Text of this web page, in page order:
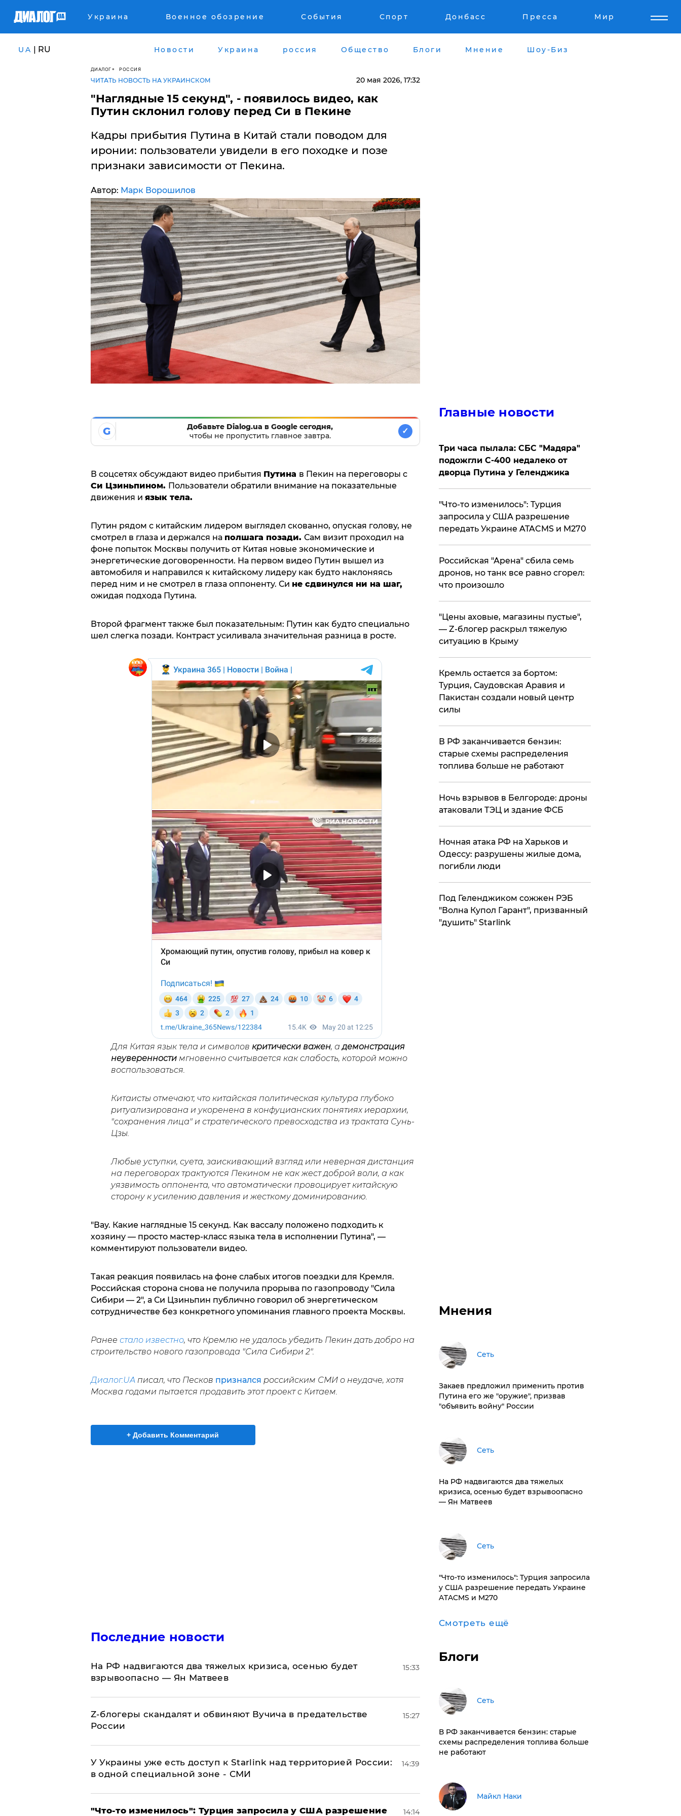
Украина Военное обозрение События Спорт Донбасс Пресса Мир
UA | RU Новости Украина россия Общество Блоги Мнение Шоу-Биз
ДИАЛОГ РОССИЯ
ЧИТАТЬ НОВОСТЬ НА УКРАИНСКОМ 20 мая 2026, 17:32
"Наглядные 15 секунд", - появилось видео, как
Путин склонил голову перед Си в Пекине
Кадры прибытия Путина в Китай стали поводом для
иронии: пользователи увидели в его походке и позе
признаки зависимости от Пекина.
Автор: Марк Ворошилов
G
Добавьте Dialog.ua в Google сегодня,
чтобы не пропустить главное завтра.
✓
В соцсетях обсуждают видео прибытия Путина в Пекин на переговоры с
Си Цзиньпином. Пользователи обратили внимание на показательные
движения и язык тела.
Путин рядом с китайским лидером выглядел скованно, опуская голову, не
смотрел в глаза и держался на полшага позади. Сам визит проходил на
фоне попыток Москвы получить от Китая новые экономические и
энергетические договоренности. На первом видео Путин вышел из
автомобиля и направился к китайскому лидеру как будто наклоняясь
перед ним и не смотрел в глаза оппоненту. Си не сдвинулся ни на шаг,
ожидая подхода Путина.
Второй фрагмент также был показательным: Путин как будто специально
шел слегка позади. Контраст усиливала значительная разница в росте.
Для Китая язык тела и символов критически важен, адемонстрация
неуверенностимгновенно считывается как слабость, которой можно
воспользоваться.
Китаисты отмечают, что китайская политическая культура глубоко
ритуализирована и укоренена в конфуцианских понятиях иерархии,
"сохранения лица" и стратегического превосходства из трактата Сунь-
Цзы.
Любые уступки, суета, заискивающий взгляд или неверная дистанция
на переговорах трактуются Пекином не как жест доброй воли, а как
уязвимость оппонента, что автоматически провоцирует китайскую
сторону к усилению давления и жесткому доминированию.
"Вау. Какие наглядные 15 секунд. Как вассалу положено подходить к
хозяину — просто мастер-класс языка тела в исполнении Путина", —
комментируют пользователи видео.
Такая реакция появилась на фоне слабых итогов поездки для Кремля.
Российская сторона снова не получила прорыва по газопроводу "Сила
Сибири — 2", а Си Цзиньпин публично говорил об энергетическом
сотрудничестве без конкретного упоминания главного проекта Москвы.
Ранее стало известно, что Кремлю не удалось убедить Пекин дать добро на
строительство нового газопровода "Сила Сибири 2".
Диалог.UA писал, что Песков признался российским СМИ о неудаче, хотя
Москва годами пытается продавить этот проект с Китаем.
+ Добавить Комментарий
Последние новости
На РФ надвигаются два тяжелых кризиса, осенью будет
взрывоопасно — Ян Матвеев
15:33
Z-блогеры скандалят и обвиняют Вучича в предательстве
России
15:27
У Украины уже есть доступ к Starlink над территорией России:
в одной специальной зоне - СМИ
14:39
​"Что-то изменилось": Турция запросила у США разрешение 14:14
Главные новости
Три часа пылала: СБС "Мадяра"
подожгли С-400 недалеко от
дворца Путина у Геленджика
​"Что-то изменилось": Турция
запросила у США разрешение
передать Украине ATACMS и M270
​Российская "Арена" сбила семь
дронов, но танк все равно сгорел:
что произошло
​"Цены аховые, магазины пустые",
— Z-блогер раскрыл тяжелую
ситуацию в Крыму
​Кремль остается за бортом:
Турция, Саудовская Аравия и
Пакистан создали новый центр
силы
​В РФ заканчивается бензин:
старые схемы распределения
топлива больше не работают
​Ночь взрывов в Белгороде: дроны
атаковали ТЭЦ и здание ФСБ
​Ночная атака РФ на Харьков и
Одессу: разрушены жилые дома,
погибли люди
Под Геленджиком сожжен РЭБ
"Волна Купол Гарант", призванный
"душить" Starlink
Мнения
Сеть
Закаев предложил применить против
Путина его же "оружие", призвав
"объявить войну" России
Сеть
На РФ надвигаются два тяжелых
кризиса, осенью будет взрывоопасно
— Ян Матвеев
Сеть
​"Что-то изменилось": Турция запросила
у США разрешение передать Украине
ATACMS и M270
Смотреть ещё
Блоги
Сеть
​В РФ заканчивается бензин: старые
схемы распределения топлива больше
не работают
Майкл Наки